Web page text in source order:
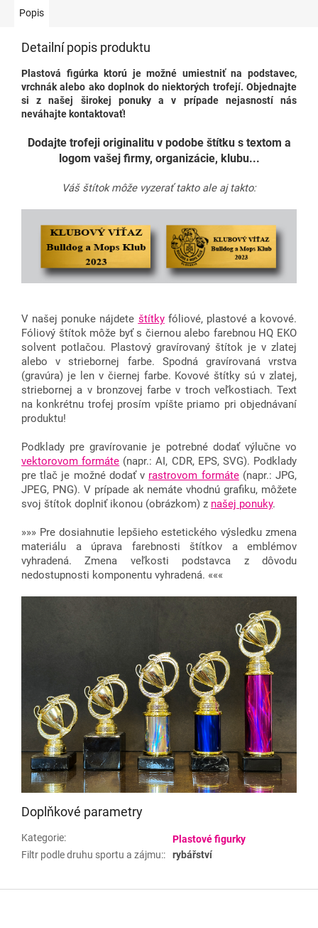
Popis
Detailní popis produktu
Plastová figúrka ktorú je možné umiestniť na podstavec,
vrchnák alebo ako doplnok do niektorých trofejí. Objednajte
si z našej širokej ponuky a v prípade nejasností nás
neváhajte kontaktovať!
Dodajte trofeji originalitu v podobe štítku s textom a
logom vašej firmy, organizácie, klubu...
Váš štítok môže vyzerať takto ale aj takto:
V našej ponuke nájdete štítkyfóliové, plastové a kovové.
Fóliový štítok môže byť s čiernou alebo farebnou HQ EKO
solvent potlačou. Plastový gravírovaný štítok je v zlatej
alebo v striebornej farbe. Spodná gravírovaná vrstva
(gravúra) je len v čiernej farbe. Kovové štítky sú v zlatej,
striebornej a v bronzovej farbe v troch veľkostiach. Text
na konkrétnu trofej prosím vpíšte priamo pri objednávaní
produktu!
Podklady pre gravírovanie je potrebné dodať výlučne vo
vektorovom formáte (napr.: AI, CDR, EPS, SVG). Podklady
pre tlač je možné dodať v rastrovom formáte(napr.: JPG,
JPEG, PNG). V prípade ak nemáte vhodnú grafiku, môžete
svoj štítok doplniť ikonou (obrázkom) z našej ponuky.
»»» Pre dosiahnutie lepšieho estetického výsledku zmena
materiálu a úprava farebnosti štítkov a emblémov
vyhradená. Zmena veľkosti podstavca z dôvodu
nedostupnosti komponentu vyhradená. «««
Doplňkové parametry
Kategorie:
Plastové figurky
Filtr podle druhu sportu a zájmu:: rybářství